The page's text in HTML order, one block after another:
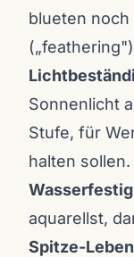
blueten
Sonnenlicht
Stufe, für
halten sollen.
aquarellst,
Spitze-